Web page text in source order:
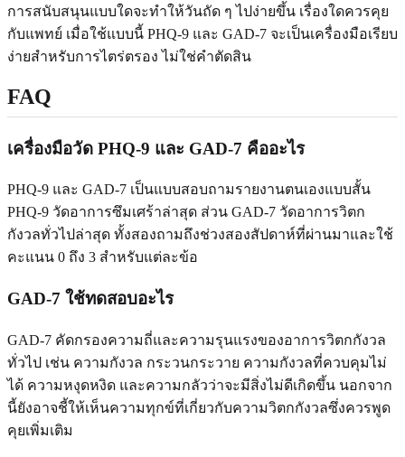
การสนับสนุนแบบใดจะทำให้วันถัด ๆ ไปง่ายขึ้น เรื่องใดควรคุย
กับแพทย์ เมื่อใช้แบบนี้ PHQ-9 และ GAD-7 จะเป็นเครื่องมือเรียบ
ง่ายสำหรับการไตร่ตรอง ไม่ใช่คำตัดสิน
FAQ
เครื่องมือวัด PHQ-9 และ GAD-7 คืออะไร
PHQ-9 และ GAD-7 เป็นแบบสอบถามรายงานตนเองแบบสั้น
PHQ-9 วัดอาการซึมเศร้าล่าสุด ส่วน GAD-7 วัดอาการวิตก
กังวลทั่วไปล่าสุด ทั้งสองถามถึงช่วงสองสัปดาห์ที่ผ่านมาและใช้
คะแนน 0 ถึง 3 สำหรับแต่ละข้อ
GAD-7 ใช้ทดสอบอะไร
GAD-7 คัดกรองความถี่และความรุนแรงของอาการวิตกกังวล
ทั่วไป เช่น ความกังวล กระวนกระวาย ความกังวลที่ควบคุมไม่
ได้ ความหงุดหงิด และความกลัวว่าจะมีสิ่งไม่ดีเกิดขึ้น นอกจาก
นี้ยังอาจชี้ให้เห็นความทุกข์ที่เกี่ยวกับความวิตกกังวลซึ่งควรพูด
คุยเพิ่มเติม